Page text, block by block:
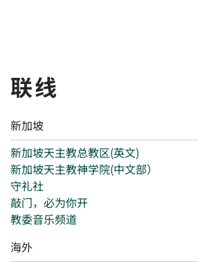
联线
新加坡
新加坡天主教总教区(英文)
新加坡天主教神学院(中文部）
守礼社
敲门，必为你开
教委音乐频道
海外